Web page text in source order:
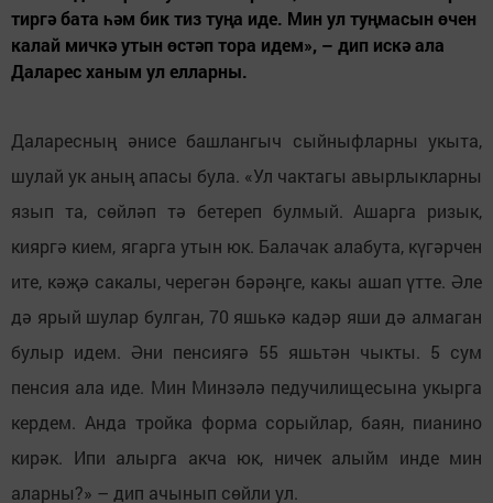
тиргә бата һәм бик тиз туңа иде. Мин ул туңмасын өчен
калай мичкә утын өстәп тора идем», – дип искә ала
Даларес ханым ул елларны.
Даларесның әнисе башлангыч сыйныфларны укыта,
шулай ук аның апасы була. «Ул чактагы авырлыкларны
язып та, сөйләп тә бетереп булмый. Ашарга ризык,
кияргә кием, ягарга утын юк. Балачак алабута, күгәрчен
ите, кәҗә сакалы, черегән бәрәңге, какы ашап үтте. Әле
дә ярый шулар булган, 70 яшькә кадәр яши дә алмаган
булыр идем. Әни пенсиягә 55 яшьтән чыкты. 5 сум
пенсия ала иде. Мин Минзәлә педучилищесына укырга
кердем. Анда тройка форма сорыйлар, баян, пианино
кирәк. Ипи алырга акча юк, ничек алыйм инде мин
аларны?» – дип ачынып сөйли ул.